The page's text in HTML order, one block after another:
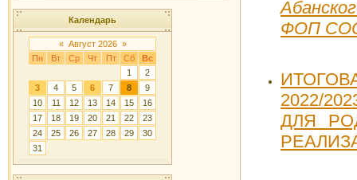
Календарь
« Август 2026 »
Пн
Вт Ср Чт Пт Сб
Вс
1
2
3
4 5 6 7 8
9
10
11 12 13 14 15
16
17
18 19 20 21 22
23
24
25 26 27 28 29
30
31
ФОП СОО
2022/
ДЛЯ